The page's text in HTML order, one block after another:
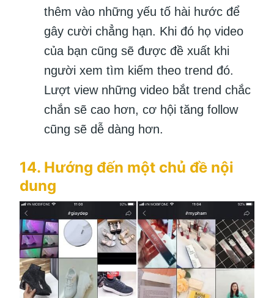
thêm vào những yếu tố hài hước để
gây cười chẳng hạn. Khi đó họ video
của bạn cũng sẽ được đề xuất khi
người xem tìm kiếm theo trend đó.
Lượt view những video bắt trend chắc
chắn sẽ cao hơn, cơ hội tăng follow
cũng sẽ dễ dàng hơn.
14. Hướng đến một chủ đề nội
dung